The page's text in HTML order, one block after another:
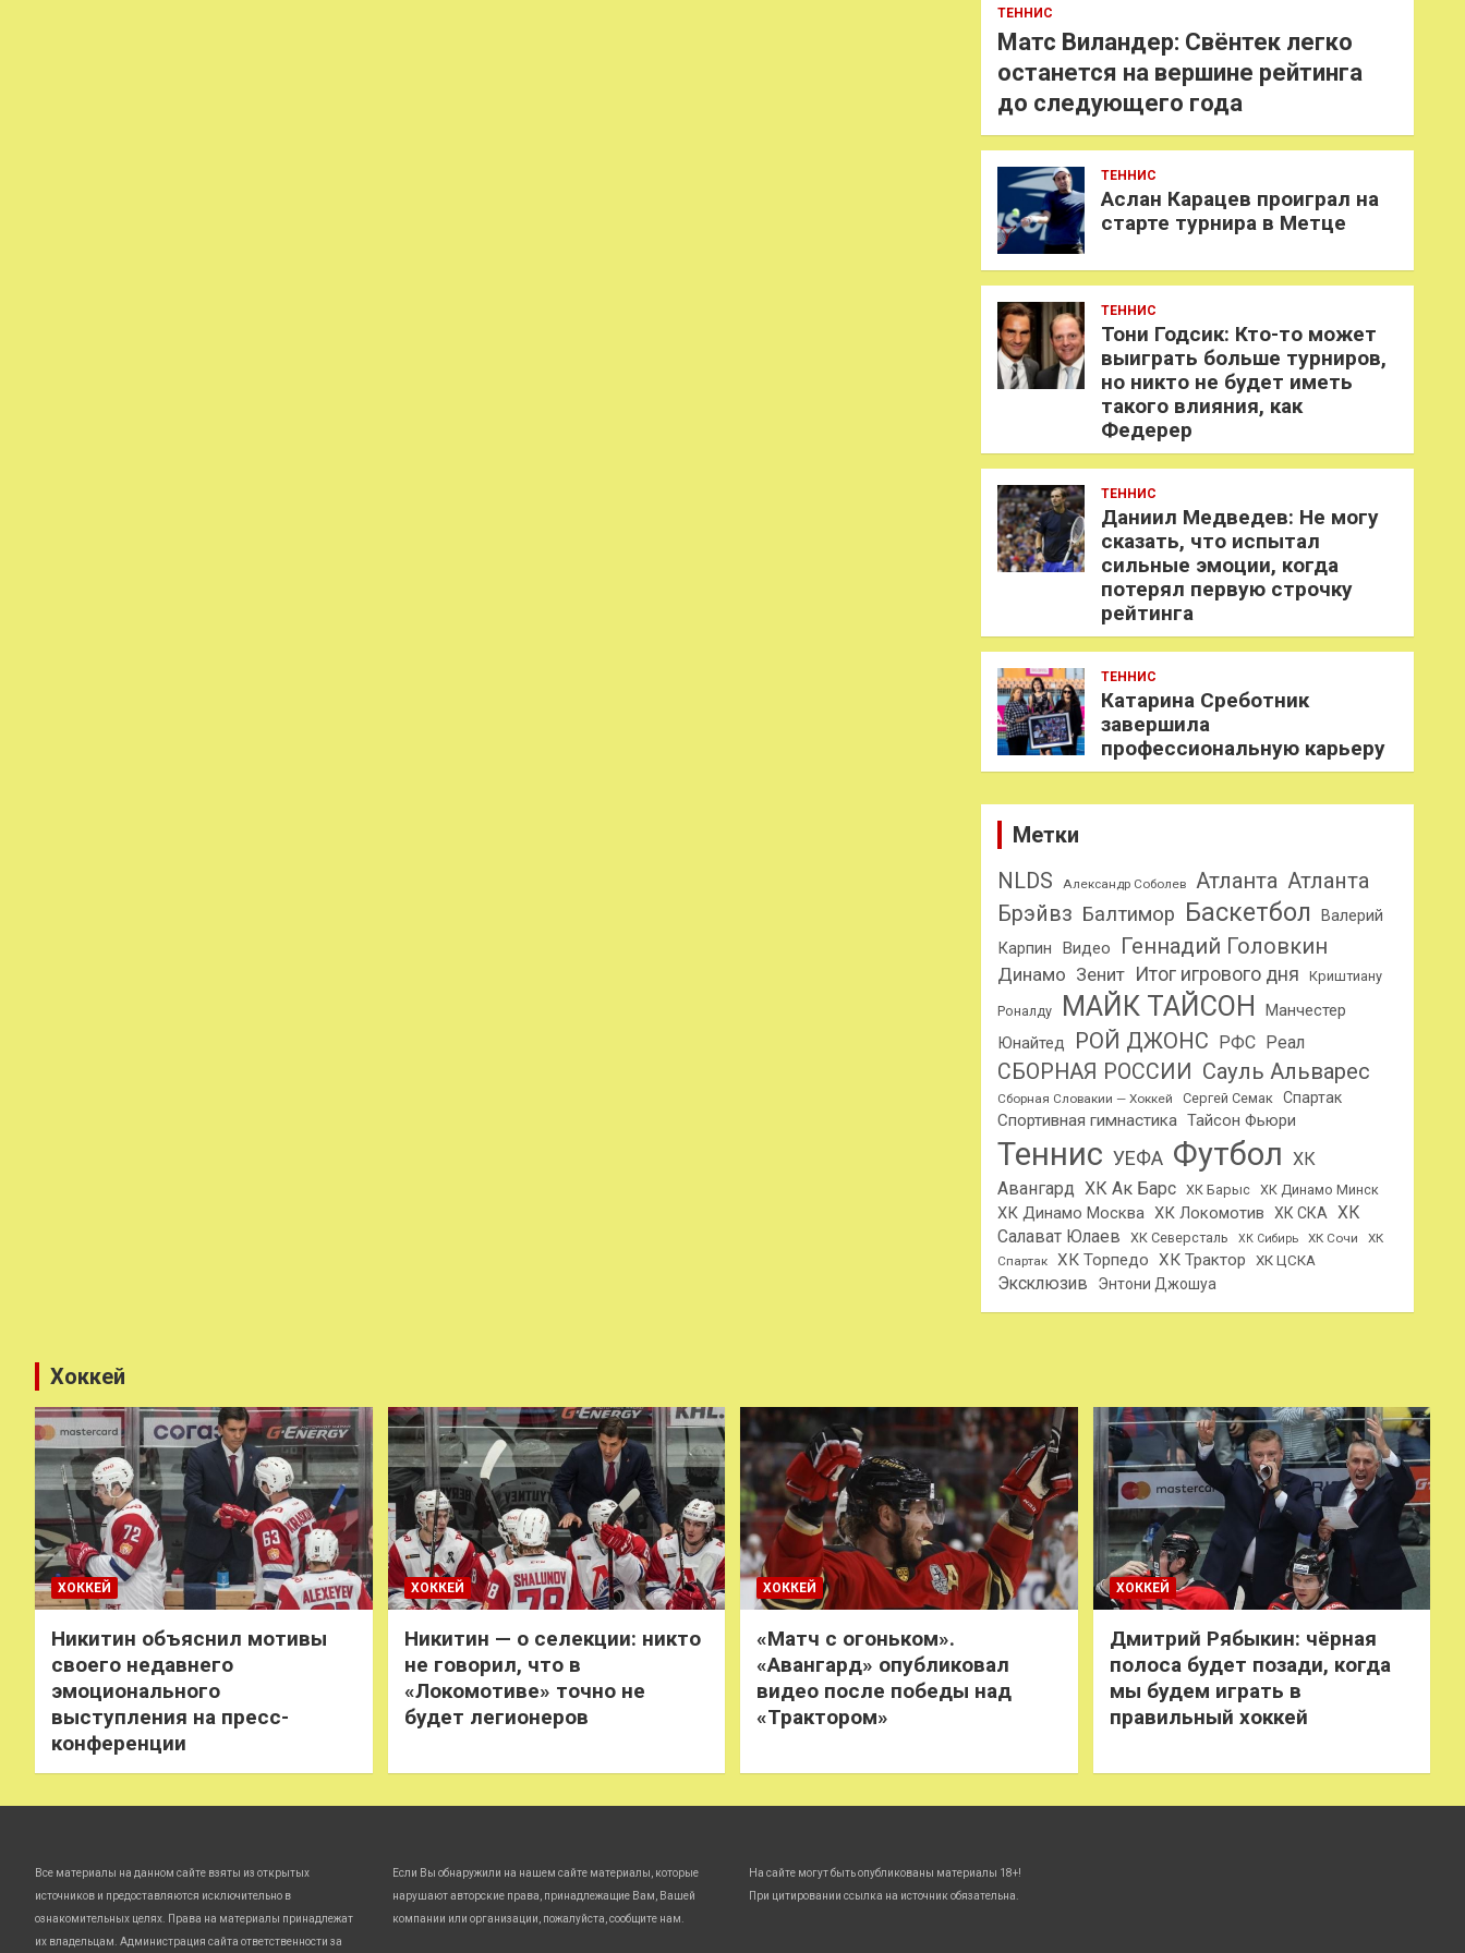
ТЕННИС
Матс Виландер: Свёнтек легко
останется на вершине рейтинга
до следующего года
ТЕННИС
Аслан Карацев проиграл на
старте турнира в Метце
ТЕННИС
Тони Годсик: Кто-то может
выиграть больше турниров,
но никто не будет иметь
такого влияния, как
Федерер
ТЕННИС
Даниил Медведев: Не могу
сказать, что испытал
сильные эмоции, когда
потерял первую строчку
рейтинга
ТЕННИС
Катарина Среботник
завершила
профессиональную карьеру
Метки
NLDS
Александр Соболев Атланта Атланта
Брэйвз Балтимор Баскетбол
Валерий
Карпин
Видео Геннадий Головкин
Динамо Зенит Итог игрового дня Криштиану
Роналду МАЙК ТАЙСОН
Манчестер
Юнайтед
РОЙ ДЖОНС РФС Реал
СБОРНАЯ РОССИИ Сауль Альварес
Сборная Словакии — Хоккей Сергей Семак Спартак
Спортивная гимнастика Тайсон Фьюри
Теннис УЕФА Футбол ХК
Авангард ХК Ак Барс ХК Барыс ХК Динамо Минск
ХК Динамо Москва ХК Локомотив ХК СКА
ХК
Салават Юлаев
ХК Северсталь ХК Сибирь ХК Сочи
ХК
Спартак
ХК Торпедо ХК Трактор ХК ЦСКА
Эксклюзив Энтони Джошуа
Хоккей
ХОККЕЙ
Никитин объяснил мотивы
своего недавнего
эмоционального
выступления на пресс-
конференции
ХОККЕЙ
Никитин — о селекции: никто
не говорил, что в
«Локомотиве» точно не
будет легионеров
ХОККЕЙ
«Матч с огоньком».
«Авангард» опубликовал
видео после победы над
«Трактором»
ХОККЕЙ
Дмитрий Рябыкин: чёрная
полоса будет позади, когда
мы будем играть в
правильный хоккей
Все материалы на данном сайте взяты из открытых
источников и предоставляются исключительно в
ознакомительных целях. Права на материалы принадлежат
их владельцам. Администрация сайта ответственности за
Если Вы обнаружили на нашем сайте материалы, которые
нарушают авторские права, принадлежащие Вам, Вашей
компании или организации, пожалуйста, сообщите нам.
На сайте могут быть опубликованы материалы 18+!
При цитировании ссылка на источник обязательна.